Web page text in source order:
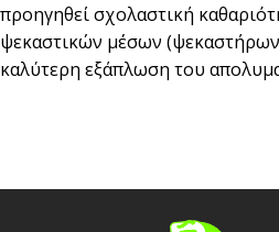
προηγηθεί σχολαστική
ψεκαστικών μέσων
καλύτερη εξάπλωση του